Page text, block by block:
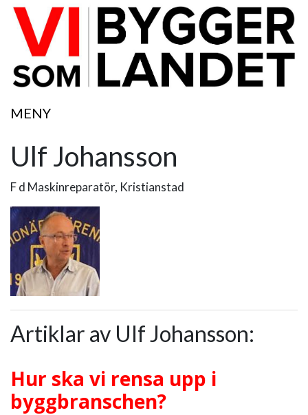
MENY
Ulf Johansson
F d Maskinreparatör, Kristianstad
Artiklar av Ulf Johansson:
Hur ska vi rensa upp i
byggbranschen?